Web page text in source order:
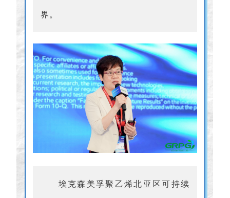
界。
埃克森美孚聚乙烯北亚区可持续